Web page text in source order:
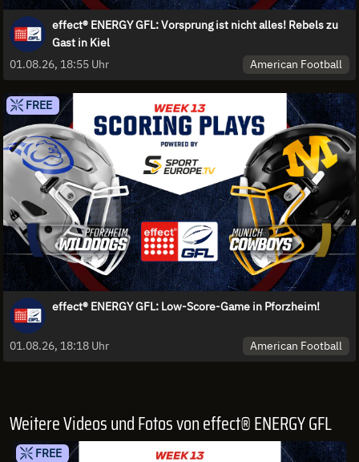
effect® ENERGY GFL: Vorsprung ist nicht alles! Rebels zu
Gast in Kiel
01.08.26, 18:55 Uhr
American Football
FREE
effect® ENERGY GFL: Low-Score-Game in Pforzheim!
01.08.26, 18:18 Uhr American Football
Weitere Videos und Fotos von effect® ENERGY GFL
FREE